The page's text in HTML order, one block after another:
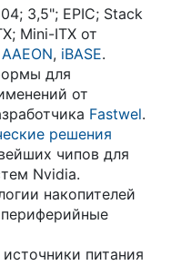
3,5"; EPIC; Stack
Mini-ITX от
AAEON, iBASE.
для
от
Fastwel.
решения
чипов для
Nvidia.
накопителей
питания